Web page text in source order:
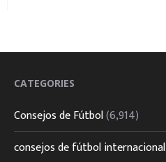
CATEGORIES
Consejos de Fútbol(6,914)
consejos de fútbol internacional